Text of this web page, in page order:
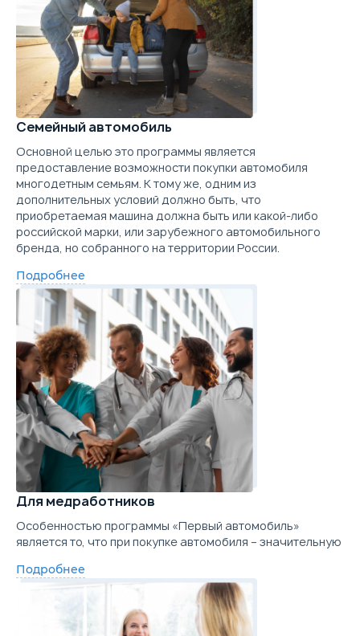
Семейный автомобиль
Основной целью это программы является
предоставление возможности покупки автомобиля
многодетным семьям. К тому же, одним из
дополнительных условий должно быть, что
приобретаемая машина должна быть или какой-либо
российской марки, или зарубежного автомобильного
бренда, но собранного на территории России.
Подробнее
Для медработников
Особенностью программы «Первый автомобиль»
является то, что при покупке автомобиля – значительную
Подробнее